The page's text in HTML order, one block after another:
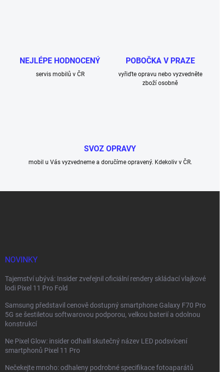
NEJLÉPE HODNOCENÝ
servis mobilů v ČR
POBOČKA V PRAZE
vyřiďte opravu nebo vyzvedněte
zboží osobně
SVOZ OPRAVY
mobil u Vás vyzvedneme a doručíme opravený. Kdekoliv v ČR.
NOVINKY
Tajemství ubývá: Insider zveřejnil oficiální rendery skládací vlajkové
lodi Pixel 11 Pro Fold
Samsung představil cenově dostupný smartphone Galaxy F70 Pro
5G se šestiletou softwarovou podporou, velkou baterií a odolnou
konstrukcí
Ne Pixel Glow: insider odhalil skutečný název LED podsvícení
smartphonů Pixel 11 Pro
Nečekejte mnoho: odhaleny podrobné specifikace fotoaparátů